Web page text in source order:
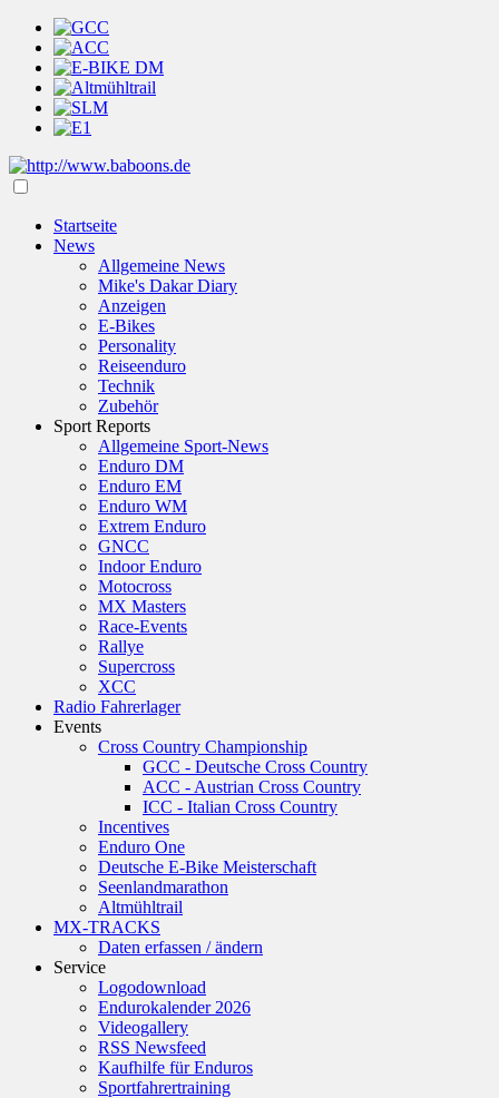
Startseite
News
Allgemeine News
Mike's Dakar Diary
Anzeigen
E-Bikes
Personality
Reiseenduro
Technik
Zubehör
Sport Reports
Allgemeine Sport-News
Enduro DM
Enduro EM
Enduro WM
Extrem Enduro
GNCC
Indoor Enduro
Motocross
MX Masters
Race-Events
Rallye
Supercross
XCC
Radio Fahrerlager
Events
Cross Country Championship
GCC - Deutsche Cross Country
ACC - Austrian Cross Country
ICC - Italian Cross Country
Incentives
Enduro One
Deutsche E-Bike Meisterschaft
Seenlandmarathon
Altmühltrail
MX-TRACKS
Daten erfassen / ändern
Service
Logodownload
Endurokalender 2026
Videogallery
RSS Newsfeed
Kaufhilfe für Enduros
Sportfahrertraining